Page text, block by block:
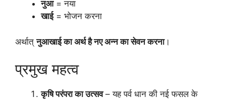
नुआ= नया
खाई= भोजन करना
अर्थात्नुआखाई का अर्थ है नए अन्न का सेवन करना।
प्रमुख महत्व
कृषि परंपरा का उत्सव– यह पर्व धान की नई फसल के